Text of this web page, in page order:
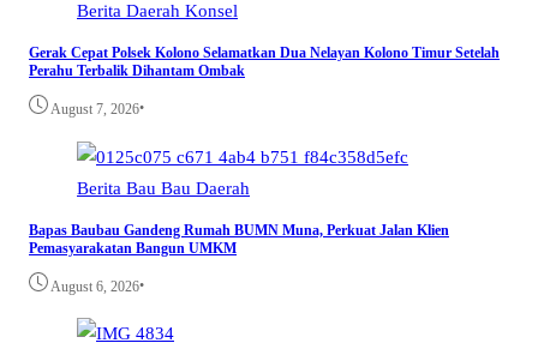
Berita Daerah Konsel
Gerak Cepat Polsek Kolono Selamatkan Dua Nelayan Kolono Timur Setelah
Perahu Terbalik Dihantam Ombak
August 7, 2026•
Berita Bau Bau Daerah
Bapas Baubau Gandeng Rumah BUMN Muna, Perkuat Jalan Klien
Pemasyarakatan Bangun UMKM
August 6, 2026•